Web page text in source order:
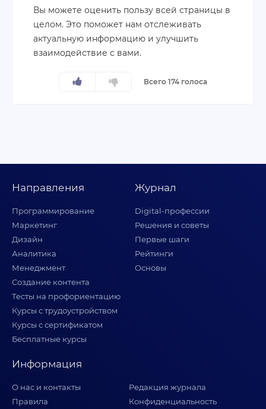
Вы можете оценить пользу всей страницы в
целом. Это поможет нам отслеживать
актуальную информацию и улучшить
взаимодействие с вами.
Всего 174 голоса
Направления
Программирование
Маркетинг
Дизайн
Аналитика
Менеджмент
Создание контента
Тесты на профориентацию
Курсы с трудоустройством
Курсы с сертификатом
Бесплатные курсы
Журнал
Digital-профессии
Решения и советы
Первые шаги
Рейтинги
Основы
Информация
О нас и контакты
Редакция журнала
Правила
Конфиденциальность